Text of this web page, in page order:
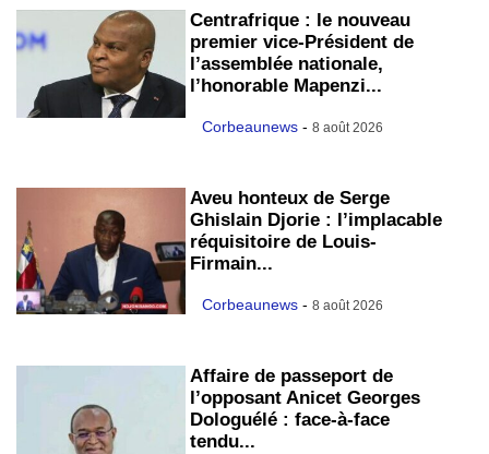
Centrafrique : le nouveau
premier vice-Président de
l’assemblée nationale,
l’honorable Mapenzi...
Corbeaunews - 8 août 2026
Aveu honteux de Serge
Ghislain Djorie : l’implacable
réquisitoire de Louis-
Firmain...
Corbeaunews - 8 août 2026
Affaire de passeport de
l’opposant Anicet Georges
Dologuélé : face-à-face
tendu...